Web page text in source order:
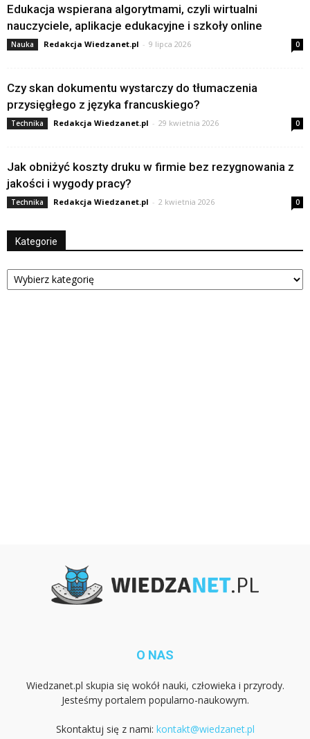
Edukacja wspierana algorytmami, czyli wirtualni
nauczyciele, aplikacje edukacyjne i szkoły online
Nauka Redakcja Wiedzanet.pl - 9 lipca 2026 0
Czy skan dokumentu wystarczy do tłumaczenia
przysięgłego z języka francuskiego?
Technika Redakcja Wiedzanet.pl - 29 kwietnia 2026 0
Jak obniżyć koszty druku w firmie bez rezygnowania z
jakości i wygody pracy?
Technika Redakcja Wiedzanet.pl - 2 kwietnia 2026 0
Kategorie
Kategorie
O NAS
Wiedzanet.pl skupia się wokół nauki, człowieka i przyrody.
Jesteśmy portalem popularno-naukowym.
Skontaktuj się z nami: kontakt@wiedzanet.pl